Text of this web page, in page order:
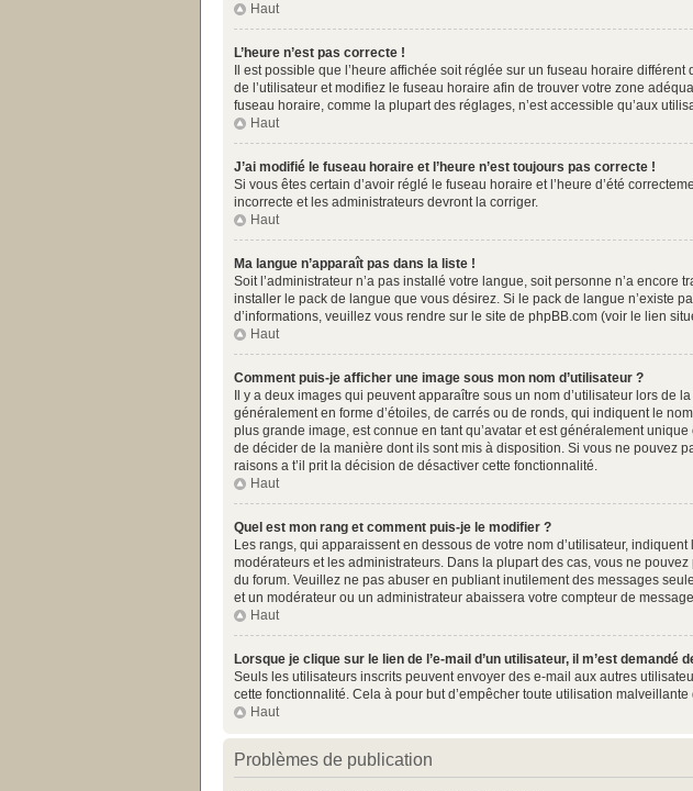
Haut
L’heure n’est pas correcte !
Il est possible que l’heure affichée soit réglée sur un fuseau horaire
de l’utilisateur et modifiez le fuseau horaire afin de trouver votre zone
fuseau horaire, comme la plupart des réglages, n’est accessible qu’aux
Haut
J’ai modifié le fuseau horaire et l’heure n’est toujours pas correcte !
Si vous êtes certain d’avoir réglé le fuseau horaire et l’heure d’été
incorrecte et les administrateurs devront la corriger.
Haut
Ma langue n’apparaît pas dans la liste !
Soit l’administrateur n’a pas installé votre langue, soit personne n’a
installer le pack de langue que vous désirez. Si le pack de langue n’existe
d’informations, veuillez vous rendre sur le site de phpBB.com (voir le lien
Haut
Comment puis-je afficher une image sous mon nom d’utilisateur ?
Il y a deux images qui peuvent apparaître sous un nom d’utilisateur lors
généralement en forme d’étoiles, de carrés ou de ronds, qui indiquent le
plus grande image, est connue en tant qu’avatar et est généralement
de décider de la manière dont ils sont mis à disposition. Si vous ne pouvez
raisons a t’il prit la décision de désactiver cette fonctionnalité.
Haut
Quel est mon rang et comment puis-je le modifier ?
Les rangs, qui apparaissent en dessous de votre nom d’utilisateur,
modérateurs et les administrateurs. Dans la plupart des cas, vous ne
du forum. Veuillez ne pas abuser en publiant inutilement des messages
et un modérateur ou un administrateur abaissera votre compteur de
Haut
Lorsque je clique sur le lien de l’e-mail d’un utilisateur, il m’est demandé
Seuls les utilisateurs inscrits peuvent envoyer des e-mail aux autres
cette fonctionnalité. Cela à pour but d’empêcher toute utilisation
Haut
Problèmes de publication